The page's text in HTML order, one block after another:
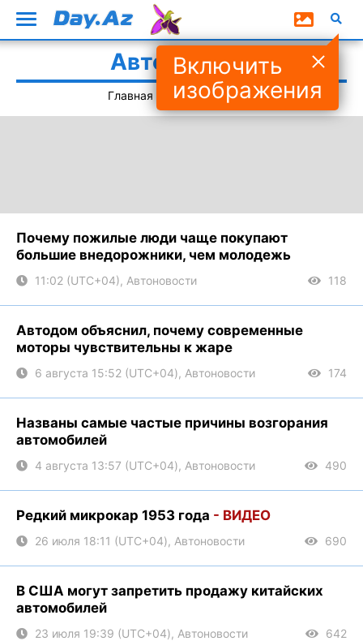
Автомобили
Главная #Автомобили
Почему пожилые люди чаще покупают
большие внедорожники, чем молодежь
11:02 (UTC+04), Автоновости 118
Автодом объяснил, почему современные
моторы чувствительны к жаре
6 августа 15:52 (UTC+04), Автоновости 174
Названы самые частые причины возгорания
автомобилей
4 августа 13:57 (UTC+04), Автоновости 490
Редкий микрокар 1953 года - ВИДЕО
26 июля 18:11 (UTC+04), Автоновости 690
В США могут запретить продажу китайских
автомобилей
23 июля 19:39 (UTC+04), Автоновости 642
Включить
изображения